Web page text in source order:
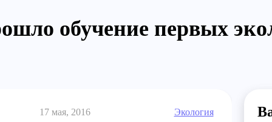
обучение первых
17 мая, 2016 Экология